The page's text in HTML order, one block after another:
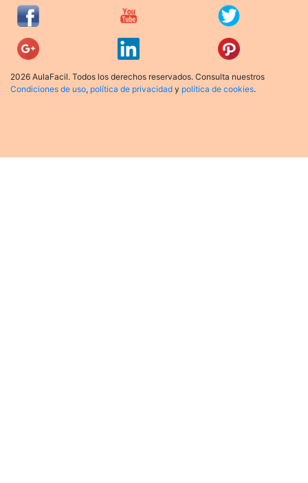
2026 AulaFacil. Todos los derechos reservados. Consulta nuestros
Condiciones de uso, política de privacidad y política de cookies.